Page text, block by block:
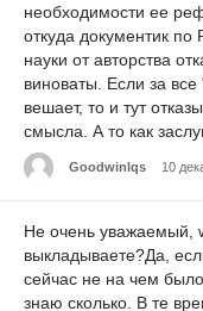
необходимости ее
откуда документик
науки от авторства
виноваты. Если за все
вешает, то и тут
смысла. А то как
Goodwinlqs 10
Не очень уважаемый,
выкладываете?Да,
сейчас не на чем
знаю сколько. В те